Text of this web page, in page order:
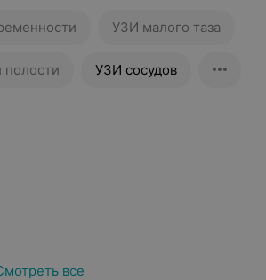
УЗИ малого таза
полости УЗИ сосудов
все